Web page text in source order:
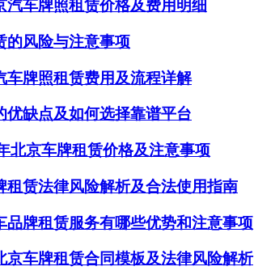
车牌照租赁价格及费用明细
的风险与注意事项
车牌照租赁费用及流程详解
缺点及如何选择靠谱平台
北京车牌租赁价格及注意事项
赁法律风险解析及合法使用指南
牌租赁服务有哪些优势和注意事项
车牌租赁合同模板及法律风险解析